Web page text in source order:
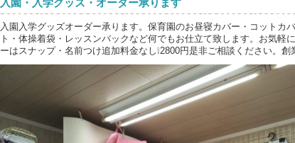
入園・入学グッズ・オーダー承ります
入園入学グッズオーダー承ります。保育園のお昼寝カバー・コットカ
ト・体操着袋・レッスンバックなど何でもお仕立て致します。お気軽
ーはスナップ・名前つけ追加料金なし❕2800円是非ご相談ください。創